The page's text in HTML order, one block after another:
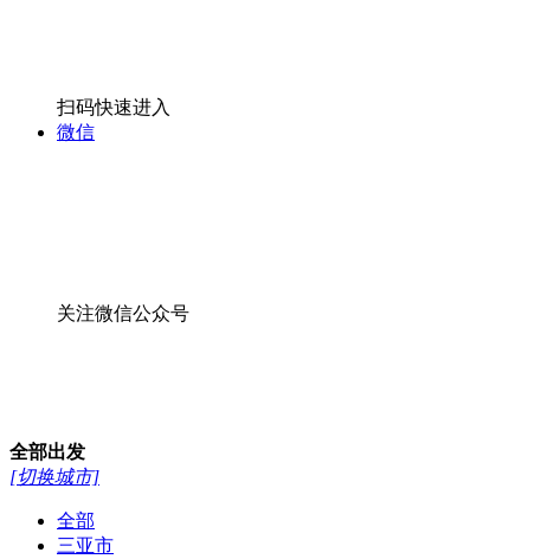
扫码快速进入
微信
关注微信公众号
全部出发
[切换城市]
全部
三亚市